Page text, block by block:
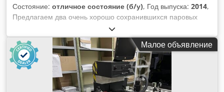
Состояние: отличное состояние (б/у), Год выпуска: 2014,
Предлагаем два очень хорошо сохранившихся паровых
котла Bosch UL-S 14000, год выпуска 2014. Производитель:
2 шт. Bosch Dksdpfxjzg Nt De Anujr Модель: 2 шт. UL-S
14000 Год выпуска: 2014 Если у вас есть вопросы или
требуется дополнительная информация, пожалуйста,
напишите нам сообщение или позвоните.
Малое объявление